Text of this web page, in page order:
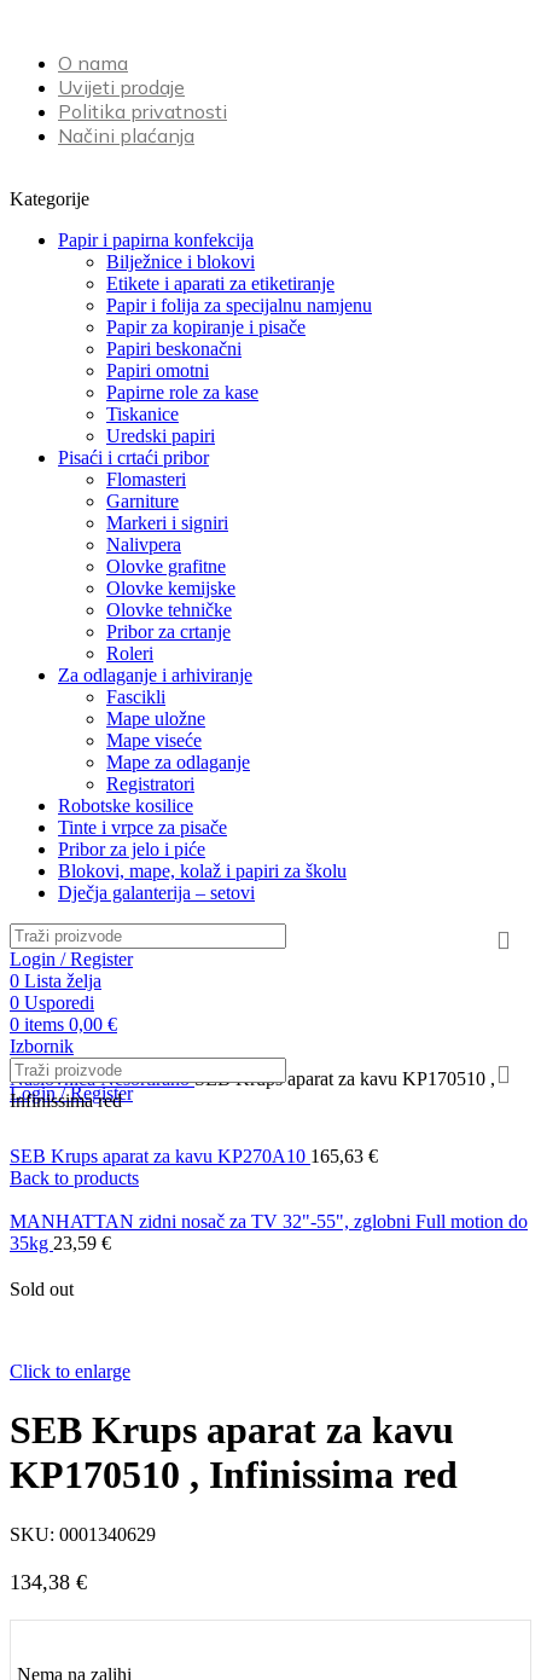
O nama
Uvijeti prodaje
Politika privatnosti
Načini plaćanja
Kategorije
Papir i papirna konfekcija
Bilježnice i blokovi
Etikete i aparati za etiketiranje
Papir i folija za specijalnu namjenu
Papir za kopiranje i pisače
Papiri beskonačni
Papiri omotni
Papirne role za kase
Tiskanice
Uredski papiri
Pisaći i crtaći pribor
Flomasteri
Garniture
Markeri i signiri
Nalivpera
Olovke grafitne
Olovke kemijske
Olovke tehničke
Pribor za crtanje
Roleri
Za odlaganje i arhiviranje
Fascikli
Mape uložne
Mape viseće
Mape za odlaganje
Registratori
Robotske kosilice
Tinte i vrpce za pisače
Pribor za jelo i piće
Blokovi, mape, kolaž i papiri za školu
Dječja galanterija – setovi
Login / Register
0 Lista želja
0 Usporedi
0 items 0,00 €
Izbornik
Login / Register
NaslovnicaNesortiranoSEB Krups aparat za kavu KP170510 ,
Infinissima red
SEB Krups aparat za kavu KP270A10 165,63 €
Back to products
MANHATTAN zidni nosač za TV 32"-55", zglobni Full motion do
35kg 23,59 €
Sold out
Click to enlarge
SEB Krups aparat za kavu
KP170510 , Infinissima red
SKU: 0001340629
134,38 €
Nema na zalihi